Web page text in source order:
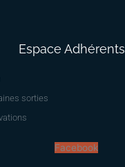
Espace Adhérents
sorties
Facebook